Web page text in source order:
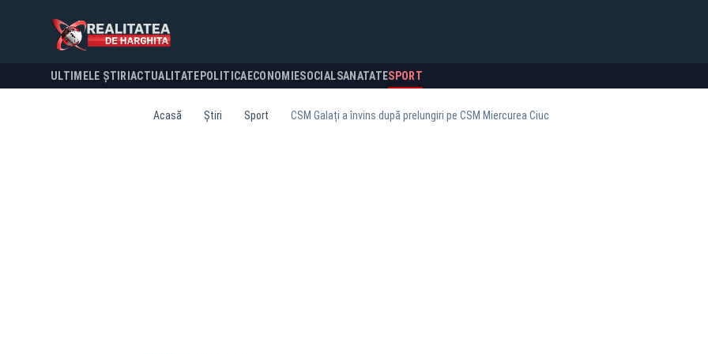
ULTIMELE ȘTIRI ACTUALITATE POLITICA ECONOMIESOCIALSANATATESPORT
Acasă Știri Sport CSM Galați a învins după prelungiri pe CSM Miercurea Ciuc